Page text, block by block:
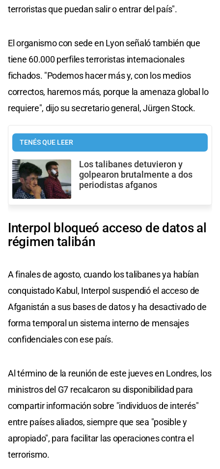
terroristas que puedan salir o entrar del país".
El organismo con sede en Lyon señaló también que
tiene 60.000 perfiles terroristas internacionales
fichados. "Podemos hacer más y, con los medios
correctos, haremos más, porque la amenaza global lo
requiere", dijo su secretario general, Jürgen Stock.
TENÉS QUE LEER
Los talibanes detuvieron y
golpearon brutalmente a dos
periodistas afganos
Interpol bloqueó acceso de datos al
régimen talibán
A finales de agosto, cuando los talibanes ya habían
conquistado Kabul, Interpol suspendió el acceso de
Afganistán a sus bases de datos y ha desactivado de
forma temporal un sistema interno de mensajes
confidenciales con ese país.
Al término de la reunión de este jueves en Londres, los
ministros del G7 recalcaron su disponibilidad para
compartir información sobre "individuos de interés"
entre países aliados, siempre que sea "posible y
apropiado", para facilitar las operaciones contra el
terrorismo.